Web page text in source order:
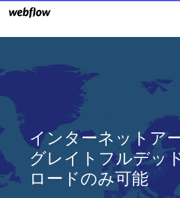
インターネットア
グレイトフルデッ
ロードのみ可能